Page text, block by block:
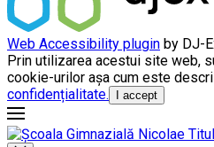
Web Accessibility plugin by DJ-
Prin utilizarea acestui site web,
cookie-urilor așa cum este
confidențialitate.
I accept